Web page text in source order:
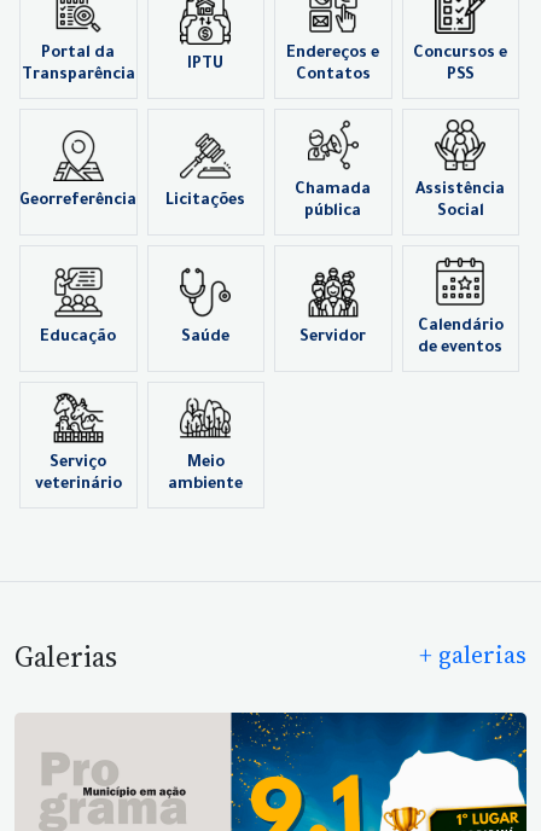
Portal da
Transparência
IPTU
Endereços e
Contatos
Concursos e
PSS
Georreferência Licitações
Chamada
pública
Assistência
Social
Educação Saúde Servidor
Calendário
de eventos
Serviço
veterinário
Meio
ambiente
Galerias + galerias